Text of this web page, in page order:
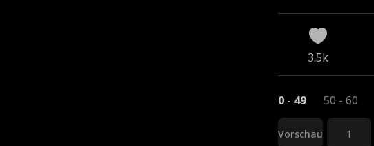
3.5k
0 - 49 50 - 60
Vorschau 1